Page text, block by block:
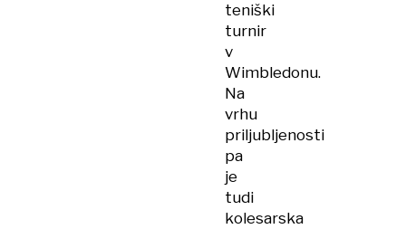
teniški
turnir
v
Wimbledonu.
Na
vrhu
priljubljenosti
pa
je
tudi
kolesarska